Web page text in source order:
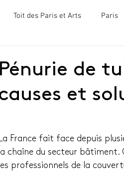
Toit des Paris et Arts Paris
Pénurie de
et
France fait face depuis
chaîne du secteur
professionnels de la